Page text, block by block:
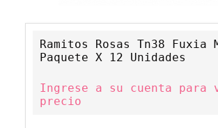
Ramitos Rosas Tn38 Fuxia
Paquete X 12 Unidades
Ingrese a su cuenta para
precio